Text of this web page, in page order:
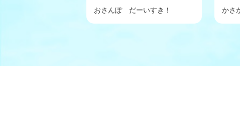
おさんぽ だーいすき！ かさ